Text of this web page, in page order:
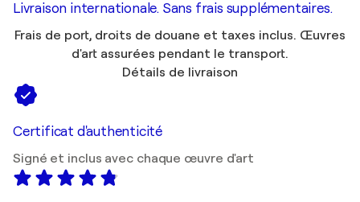
Livraison internationale. Sans frais supplémentaires.
Frais de port, droits de douane et taxes inclus. Œuvres
d'art assurées pendant le transport.
Détails de livraison
Certificat d'authenticité
Signé et inclus avec chaque œuvre d'art